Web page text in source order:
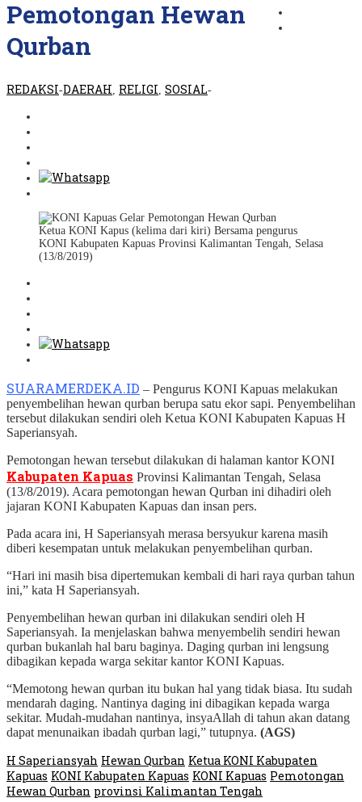
Pemotongan Hewan
Qurban
REDAKSI-DAERAH RELIGI SOSIAL-
Ketua KONI Kapus (kelima dari kiri) Bersama pengurus
KONI Kabupaten Kapuas Provinsi Kalimantan Tengah, Selasa
(13/8/2019)
SUARAMERDEKA.ID – Pengurus KONI Kapuas melakukan
penyembelihan hewan qurban berupa satu ekor sapi. Penyembelihan
tersebut dilakukan sendiri oleh Ketua KONI Kabupaten Kapuas H
Saperiansyah.
Pemotongan hewan tersebut dilakukan di halaman kantor KONI
Kabupaten Kapuas Provinsi Kalimantan Tengah, Selasa
(13/8/2019). Acara pemotongan hewan Qurban ini dihadiri oleh
jajaran KONI Kabupaten Kapuas dan insan pers.
Pada acara ini, H Saperiansyah merasa bersyukur karena masih
diberi kesempatan untuk melakukan penyembelihan qurban.
“Hari ini masih bisa dipertemukan kembali di hari raya qurban tahun
ini,” kata H Saperiansyah.
Penyembelihan hewan qurban ini dilakukan sendiri oleh H
Saperiansyah. Ia menjelaskan bahwa menyembelih sendiri hewan
qurban bukanlah hal baru baginya. Daging qurban ini lengsung
dibagikan kepada warga sekitar kantor KONI Kapuas.
“Memotong hewan qurban itu bukan hal yang tidak biasa. Itu sudah
mendarah daging. Nantinya daging ini dibagikan kepada warga
sekitar. Mudah-mudahan nantinya, insyaAllah di tahun akan datang
dapat menunaikan ibadah qurban lagi,” tutupnya. (AGS)
H Saperiansyah Hewan Qurban Ketua KONI Kabupaten
Kapuas KONI Kabupaten Kapuas KONI Kapuas Pemotongan
Hewan Qurban provinsi Kalimantan Tengah